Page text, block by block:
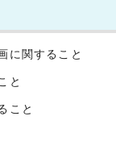
に関すること
と
こと